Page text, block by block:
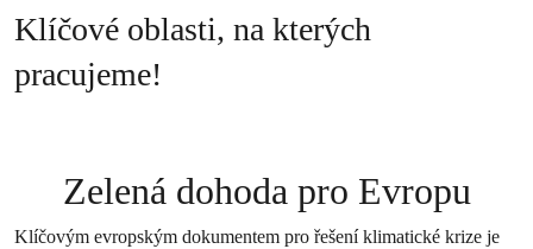
Klíčové oblasti, na kterých
pracujeme!
Zelená dohoda pro Evropu
Klíčovým evropským dokumentem pro řešení klimatické krize je